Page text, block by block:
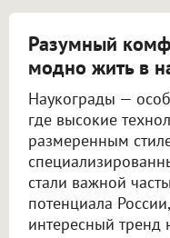
Разумный
модно жить в
Наукограды —
где высокие
размеренным
стали важной
потенциала
интересный